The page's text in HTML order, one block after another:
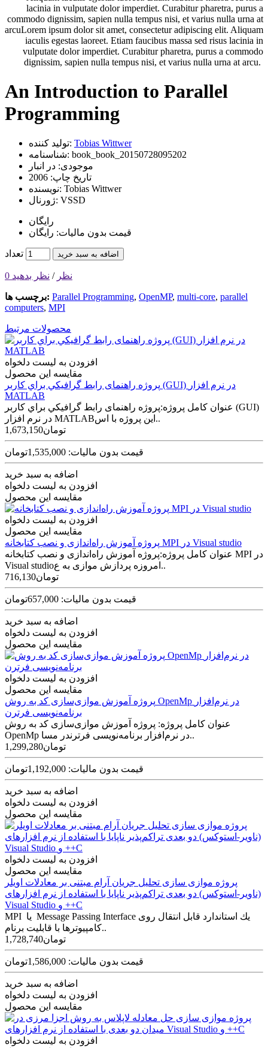
lacinia in vulputate dolor imperdiet. Curabitur pharetra, purus a
commodo dignissim, sapien nulla tempus nisi, et varius nulla urna at
arcuLorem ipsum dolor sit amet, consectetur adipiscing elit. Aliquam
iaculis egestas laoreet. Etiam faucibus massa sed risus lacinia in
vulputate dolor imperdiet. Curabitur pharetra, purus a commodo
dignissim, sapien nulla tempus nisi, et varius nulla urna at arcu.
An Introduction to Parallel
Programming
تولید کننده: Tobias Wittwer
شناسنامه: book_book_20150728095202
موجودی: در انبار
تاریخ چاپ: 2006
نویسنده: Tobias Wittwer
ژورنال: VSSD
رایگان
قیمت بدون مالیات: رایگان
تعداد اضافه به سبد خرید
0 نظر / نظر بدهید
برچسب ها: Parallel Programming, OpenMP, multi-core, parallel
computers, MPI
محصولات مرتبط
افزودن به لیست دلخواه
مقایسه این محصول
پروژه راهنمای رابط گرافيكي براي كاربر (GUI) در نرم افزار
MATLAB
عنوان کامل پروژه:پروژه راهنمای رابط گرافيكي براي كاربر (GUI)
در نرم افزار MATLABاین پروژه با اس..
1,673,150تومان
قیمت بدون مالیات: 1,535,000تومان
اضافه به سبد خرید
افزودن به لیست دلخواه
مقایسه این محصول
افزودن به لیست دلخواه
مقایسه این محصول
پروژه آموزش راه‌اندازی و نصب کتابخانه MPI در Visual studio
عنوان کامل پروژه:پروژه آموزش راه‌اندازی و نصب کتابخانه MPI در
Visual studioامروزه پردازش موازی به‌ ع..
716,130تومان
قیمت بدون مالیات: 657,000تومان
اضافه به سبد خرید
افزودن به لیست دلخواه
مقایسه این محصول
افزودن به لیست دلخواه
مقایسه این محصول
پروژه آموزش موازی‌سازی کد به روش OpenMp در نرم‌افزار
برنامه‌نویسی فرترن
عنوان کامل پروژه: پروژه آموزش موازی‌سازی کد به روش
OpenMp در نرم‌افزار برنامه‌نویسی فرترندر مسا..
1,299,280تومان
قیمت بدون مالیات: 1,192,000تومان
اضافه به سبد خرید
افزودن به لیست دلخواه
مقایسه این محصول
افزودن به لیست دلخواه
مقایسه این محصول
پروژه موازی سازی تحلیل جریان آرام مبتنی بر معادلات اویلر
(ناویر-استوکس) دو بعدی تراکم‌پذیر ناپایا با استفاده از نرم افزارهای
Visual Studio و ++C
MPI یا Message Passing Interface یك استاندارد قابل انتقال روی
كامپیوترها با قابلیت برنام..
1,728,740تومان
قیمت بدون مالیات: 1,586,000تومان
اضافه به سبد خرید
افزودن به لیست دلخواه
مقایسه این محصول
افزودن به لیست دلخواه